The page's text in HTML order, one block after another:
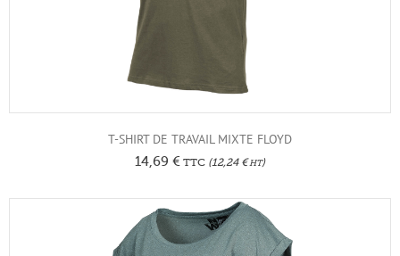
T-SHIRT DE TRAVAIL MIXTE FLOYD
14,69 € TTC (12,24 €HT)